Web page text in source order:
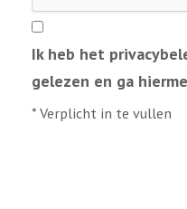
Ik heb het
gelezen en ga
* Verplicht in te vullen